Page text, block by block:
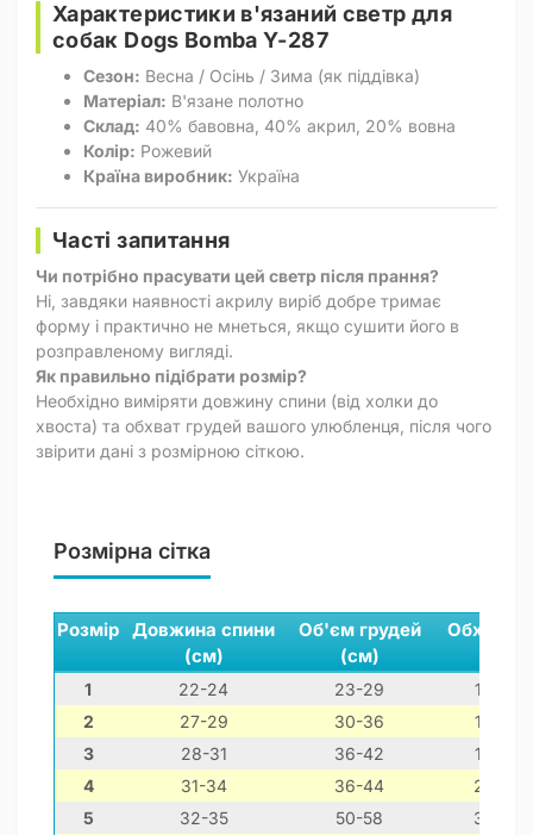
Характеристики в'язаний светр для
собак Dogs Bomba Y-287
Сезон: Весна / Осінь / Зима (як піддівка)
Матеріал: В'язане полотно
Склад: 40% бавовна, 40% акрил, 20% вовна
Колір: Рожевий
Країна виробник: Україна
Часті запитання
Чи потрібно прасувати цей светр після прання?
Ні, завдяки наявності акрилу виріб добре тримає
форму і практично не мнеться, якщо сушити його в
розправленому вигляді.
Як правильно підібрати розмір?
Необхідно виміряти довжину спини (від холки до
хвоста) та обхват грудей вашого улюбленця, після чого
звірити дані з розмірною сіткою.
Розмірна сітка
Розмір Довжина спини
(см)
Об'єм грудей
(см)
Обхват
1 22-24 23-29
12-22
2
27-29 30-36
16-26
3
28-31 36-42
18-28
4
31-34 36-44
22-32
5
32-35 50-58
30-40